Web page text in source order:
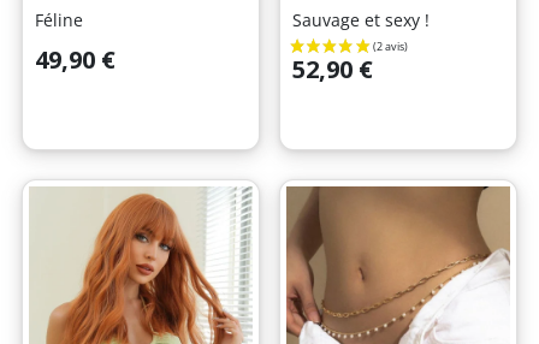
Féline
Prix
49,90 €
Sauvage et sexy !
Prix
52,90 €